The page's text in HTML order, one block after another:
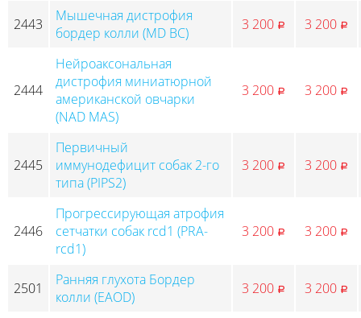
2443
Мышечная дистрофия
бордер колли (MD BC)
3 200 p 3 200 p
2444
Нейроаксональная
дистрофия миниатюрной
американской овчарки
(NAD MAS)
3 200 p 3 200 p
2445
Первичный
иммунодефицит собак 2-го
типа (PIPS2)
3 200 p 3 200 p
2446
Прогрессирующая атрофия
сетчатки собак rcd1 (PRA-
rcd1)
3 200 p 3 200 p
2501
Ранняя глухота Бордер
колли (EAOD)
3 200 p 3 200 p